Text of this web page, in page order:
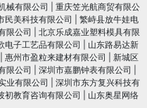
械有限公司
重庆笠光航商贸有限公
民美科技有限公司
繁峙县放牛娃电
限公司
北京乐成嘉业塑料模具有限
电子工艺品有限公司
山东路易达新
惠州市盈粒来建材有限公司
新城区
限公司 深圳市嘉鹏钟表有限公司
业有限公司
深圳市东方复兴科技有
初教育咨询有限公司
山东奥星网络